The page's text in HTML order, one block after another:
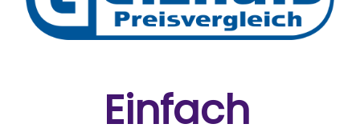
Einfach